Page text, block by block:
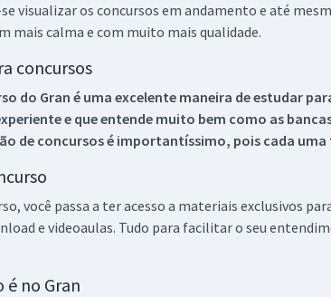
visualizar os concursos em andamento e até
mais calma e com muito mais qualidade.
concursos
do Gran é uma excelente maneira de estudar
e que entende muito bem como as
de concursos é importantíssimo, pois cada
você passa a ter acesso a materiais exclusivos
e videoaulas. Tudo para facilitar o seu
é no Gran